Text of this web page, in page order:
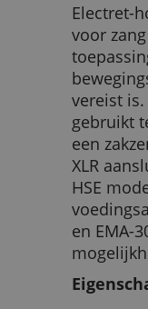
Electret-
voor
vereist
gebruikt
een
XLR
HSE
en EMA-